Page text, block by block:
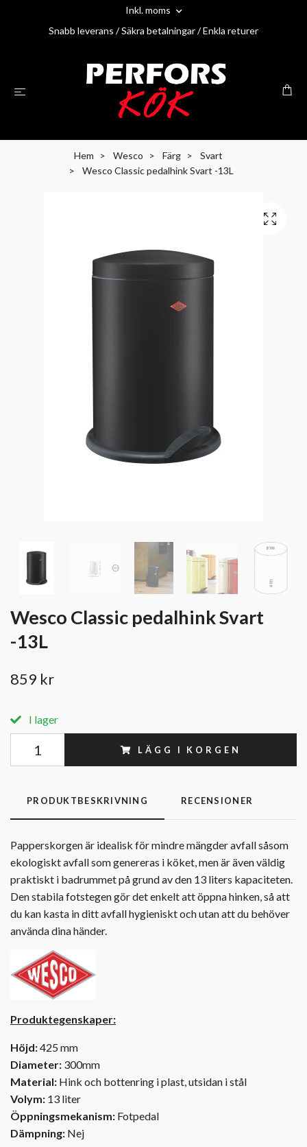
Inkl. moms
Snabb leverans / Säkra betalningar / Enkla returer
Hem Wesco Färg
Svart
Wesco Classic pedalhink Svart -13L
Wesco Classic pedalhink Svart
-13L
859 kr
I lager
LÄGG I KORGEN
PRODUKTBESKRIVNING RECENSIONER
Papperskorgen är idealisk för mindre mängder avfall såsom
ekologiskt avfall som genereras i köket, men är även väldig
praktiskt i badrummet på grund av den 13 liters kapaciteten.
Den stabila fotstegen gör det enkelt att öppna hinken, så att
du kan kasta in ditt avfall hygieniskt och utan att du behöver
använda dina händer.
Produktegenskaper:
Höjd:425 mm
Diameter: 300mm
Material: Hink och bottenring i plast, utsidan i stål
Volym: 13 liter
Öppningsmekanism: Fotpedal
Dämpning: Nej